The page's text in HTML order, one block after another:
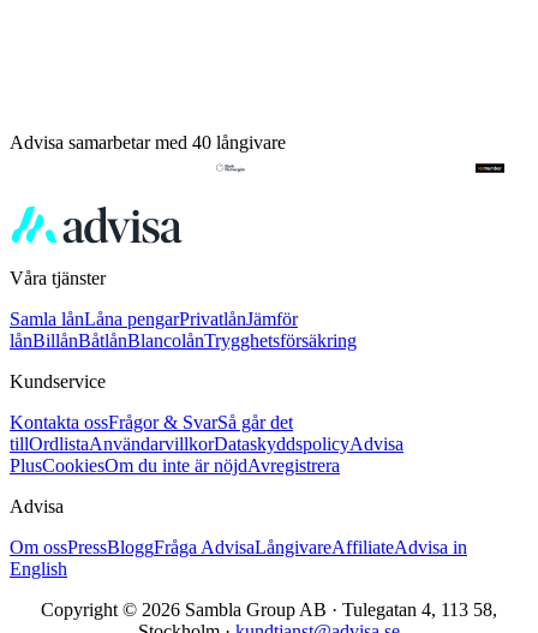
Advisa samarbetar med 40 långivare
Våra tjänster
Samla lånLåna pengarPrivatlånJämför
lånBillånBåtlånBlancolånTrygghetsförsäkring
Kundservice
Kontakta ossFrågor & SvarSå går det
tillOrdlistaAnvändarvillkorDataskyddspolicyAdvisa
PlusCookiesOm du inte är nöjdAvregistrera
Advisa
Om ossPressBloggFråga AdvisaLångivareAffiliateAdvisa in
English
Copyright © 2026 Sambla Group AB · Tulegatan 4, 113 58,